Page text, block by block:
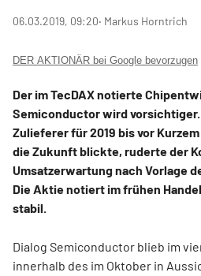
06.03.2019, 09:20‧ Markus Horntrich
DER AKTIONÄR bei Google bevorzugen
Der im TecDAX notierte
Semiconductor wird
Zulieferer für 2019 bis vor
die Zukunft blickte, ruderte der
Umsatzerwartung nach Vorlage
Die Aktie notiert im frühen
stabil.
Dialog Semiconductor blieb im
innerhalb des im Oktober in